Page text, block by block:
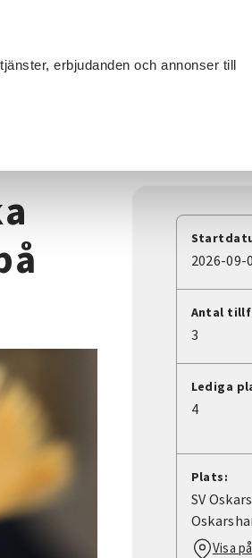
erbjudanden och annonser till
2026-09-
Antal
3
Lediga
4
Plats:
SV
Visa